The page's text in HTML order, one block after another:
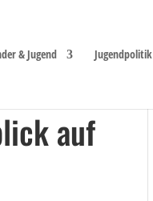
& Jugend Jugendpolitik
auf